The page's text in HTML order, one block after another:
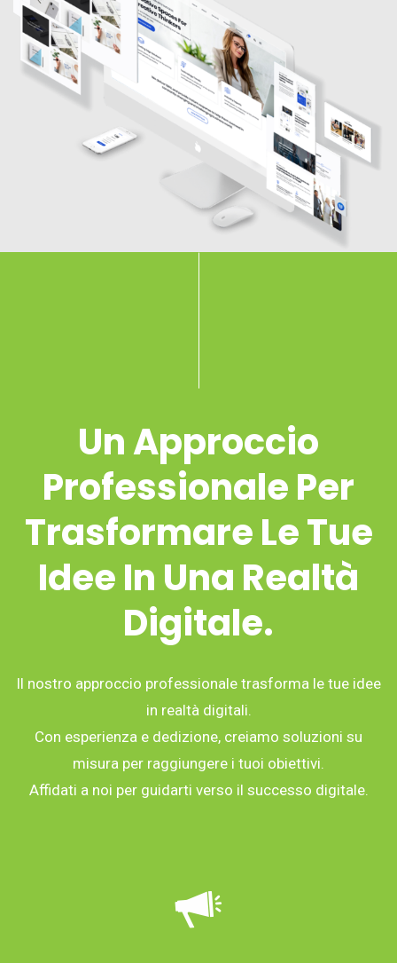
Un Approccio
Professionale Per
Trasformare Le Tue
Idee In Una Realtà
Digitale.
Il nostro approccio professionale trasforma le tue idee
in realtà digitali.
Con esperienza e dedizione, creiamo soluzioni su
misura per raggiungere i tuoi obiettivi.
Affidati a noi per guidarti verso il successo digitale.